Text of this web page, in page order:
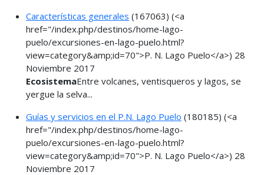
Características generales (167063) (<a
href="/index.php/destinos/home-lago-
puelo/excursiones-en-lago-puelo.html?
view=category&amp;id=70">P. N. Lago Puelo</a>) 28
Noviembre 2017
EcosistemaEntre volcanes, ventisqueros y lagos, se
yergue la selva...
Guías y servicios en el P.N. Lago Puelo (180185) (<a
href="/index.php/destinos/home-lago-
puelo/excursiones-en-lago-puelo.html?
view=category&amp;id=70">P. N. Lago Puelo</a>) 28
Noviembre 2017